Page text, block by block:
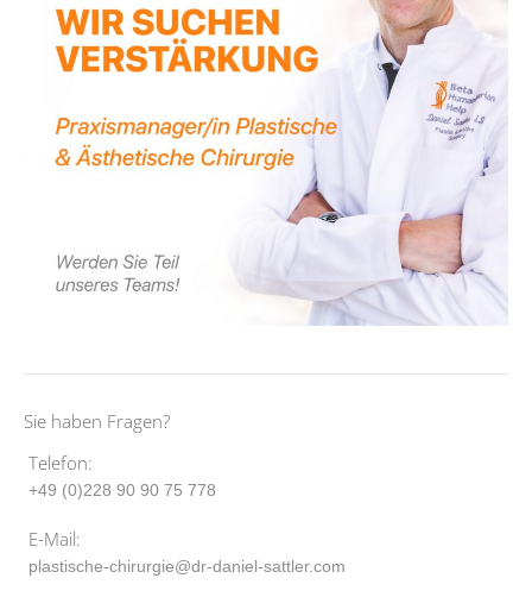
Sie haben Fragen?
Telefon:
+49 (0)228 90 90 75 778
E-Mail:
plastische-chirurgie@dr-daniel-sattler.com